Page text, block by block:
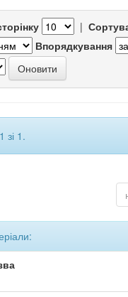
|
Впорядкування
зі 1.